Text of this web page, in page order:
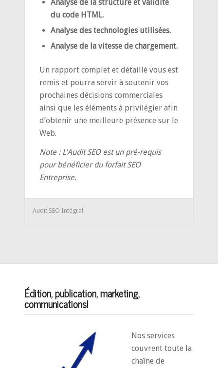
Analyse de la structure et validité
du code HTML.
Analyse des technologies utilisées.
Analyse de la vitesse de chargement.
Un rapport complet et détaillé vous est
remis et pourra servir à soutenir vos
prochaines décisions commerciales
ainsi que les éléments à privilégier afin
d’obtenir une meilleure présence sur le
Web.
Note : L’Audit SEO est un pré-requis
pour bénéficier du forfait SEO
Entreprise.
Audit SEO Intégral
Édition, publication, marketing,
communications!
Nos services
couvrent toute la
chaîne de